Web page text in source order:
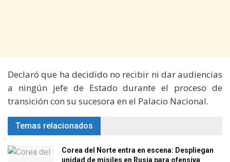
Declaró que ha decidido no recibir ni dar audiencias
a ningún jefe de Estado durante el proceso de
transición con su sucesora en el Palacio Nacional.
Temas relacionados
Corea del Norte entra en escena: Despliegan
unidad de misiles en Rusia para ofensiva